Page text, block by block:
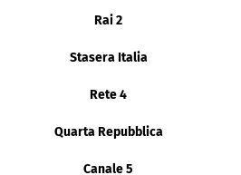
Rai 2
Stasera Italia
Rete 4
Quarta Repubblica
Canale 5